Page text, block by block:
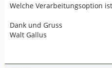
Welche Verarbeitungsoption
Dank und Gruss
Walt Gallus